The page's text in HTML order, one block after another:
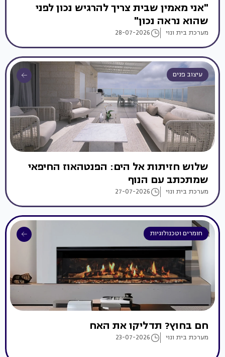
"אני מאמין שבית צריך להרגיש נכון לפני
שהוא נראה נכון"
מערכת בית ונוי 28-07-2026
עיצוב פנים
שלוש חזיתות אל הים: הפנטהאוז החיפאי
שמתכתב עם הנוף
מערכת בית ונוי 27-07-2026
חומרים וטכנולוגיות
חם בחוץ? תדליקו את האח
מערכת בית ונוי 23-07-2026